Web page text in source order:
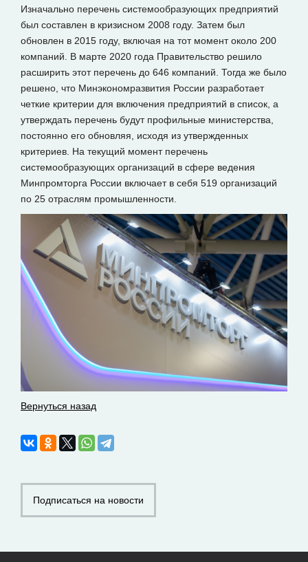
Изначально перечень системообразующих предприятий
был составлен в кризисном 2008 году. Затем был
обновлен в 2015 году, включая на тот момент около 200
компаний. В марте 2020 года Правительство решило
расширить этот перечень до 646 компаний. Тогда же было
решено, что Минэкономразвития России разработает
четкие критерии для включения предприятий в список, а
утверждать перечень будут профильные министерства,
постоянно его обновляя, исходя из утвержденных
критериев. На текущий момент перечень
системообразующих организаций в сфере ведения
Минпромторга России включает в себя 519 организаций
по 25 отраслям промышленности.
Вернуться назад
Подписаться на новости